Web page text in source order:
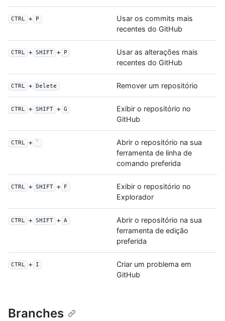
CTRL + P
Usar os commits mais
recentes do GitHub
CTRL + SHIFT + P
Usar as alterações mais
recentes do GitHub
CTRL + Delete Remover um repositório
CTRL + SHIFT + G
Exibir o repositório no
GitHub
CTRL + `
Abrir o repositório na sua
ferramenta de linha de
comando preferida
CTRL + SHIFT + F
Exibir o repositório no
Explorador
CTRL + SHIFT + A
Abrir o repositório na sua
ferramenta de edição
preferida
CTRL + I
Criar um problema em
GitHub
Branches